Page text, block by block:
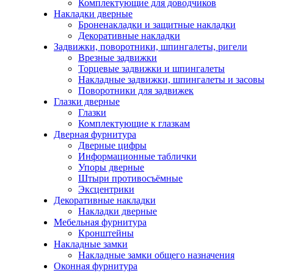
Комплектующие для доводчиков
Накладки дверные
Броненакладки и защитные накладки
Декоративные накладки
Задвижки, поворотники, шпингалеты, ригели
Врезные задвижки
Торцевые задвижки и шпингалеты
Накладные задвижки, шпингалеты и засовы
Поворотники для задвижек
Глазки дверные
Глазки
Комплектующие к глазкам
Дверная фурнитура
Дверные цифры
Информационные таблички
Упоры дверные
Штыри противосъёмные
Эксцентрики
Декоративные накладки
Накладки дверные
Мебельная фурнитура
Кронштейны
Накладные замки
Накладные замки общего назначения
Оконная фурнитура